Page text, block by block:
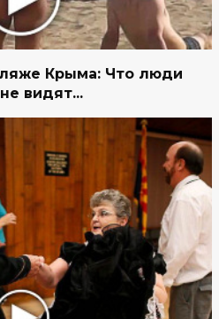
Крыма: Что люди
видят...